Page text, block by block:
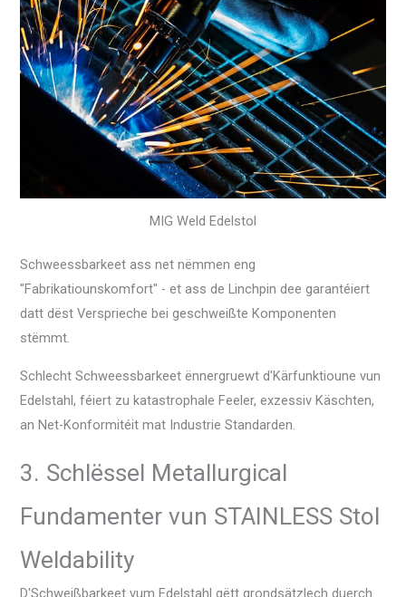
MIG Weld Edelstol
Schweessbarkeet ass net nëmmen eng
"Fabrikatiounskomfort" - et ass de Linchpin dee garantéiert
datt dëst Versprieche bei geschweißte Komponenten
stëmmt.
Schlecht Schweessbarkeet ënnergruewt d'Kärfunktioune vun
Edelstahl, féiert zu katastrophale Feeler, exzessiv Käschten,
an Net-Konformitéit mat Industrie Standarden.
3. Schlëssel Metallurgical
Fundamenter vun STAINLESS Stol
Weldability
D'Schweißbarkeet vum Edelstahl gëtt grondsätzlech duerch